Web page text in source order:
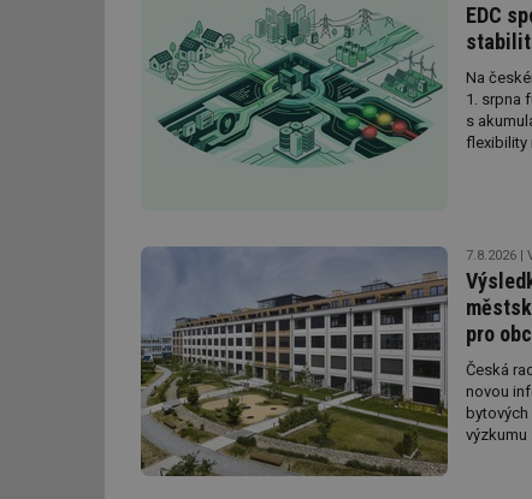
EDC
Na
1. srpna
s
flexibility
7.8.2026
pro
Česká
novou
bytových
výzkumu